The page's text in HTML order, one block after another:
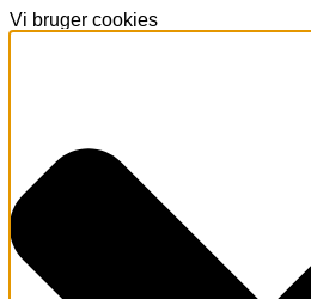
Vi bruger cookies